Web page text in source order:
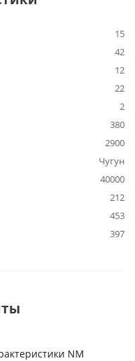
15
42
12
22
2
380
2900
Чугун
40000
212
453
397
NM